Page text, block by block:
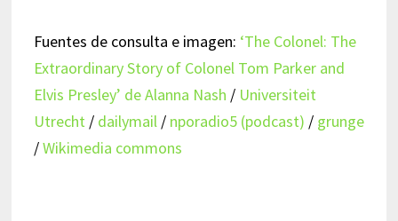
Fuentes de consulta e imagen: ‘The Colonel: The
Extraordinary Story of Colonel Tom Parker and
Elvis Presley’ de Alanna Nash / Universiteit
Utrecht / dailymail / nporadio5 (podcast) / grunge
/Wikimedia commons